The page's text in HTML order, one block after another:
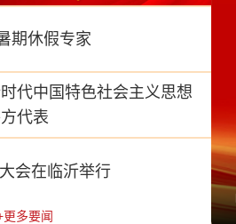
期休假专家
代中国特色社会主义思想
代表
会在临沂举行
更多要闻